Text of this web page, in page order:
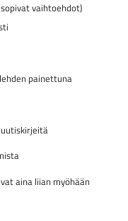
vaihtoehdot)
painettuna
aina liian myöhään